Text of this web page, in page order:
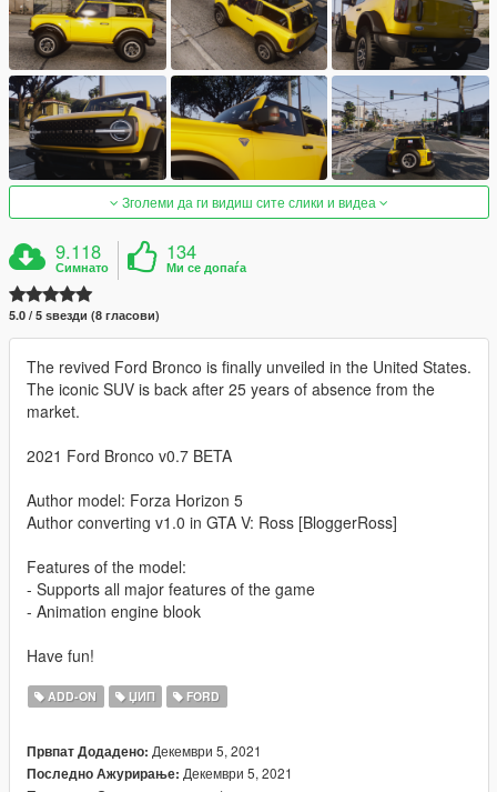
Зголеми да ги видиш сите слики и видеа
9.118
Симнато
134
Ми се допаѓа
5.0 / 5 ѕвезди (8 гласови)
The revived Ford Bronco is finally unveiled in the United States.
The iconic SUV is back after 25 years of absence from the
market.
2021 Ford Bronco v0.7 BETA
Author model: Forza Horizon 5
Author converting v1.0 in GTA V: Ross [BloggerRoss]
Features of the model:
- Supports all major features of the game
- Animation engine blook
Have fun!
ADD-ON ЏИП FORD
Првпат Додадено: Декември 5, 2021
Последно Ажурирање: Декември 5, 2021